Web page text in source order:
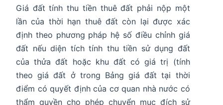
Giá đất tính thu tiền thuê đất phải nộp một
lần của thời hạn thuê đất còn lại được xác
định theo phương pháp hệ số điều chỉnh giá
đất nếu diện tích tính thu tiền sử dụng đất
của thửa đất hoặc khu đất có giá trị (tính
theo giá đất ở trong Bảng giá đất tại thời
điểm có quyết định của cơ quan nhà nước có
thẩm quyền cho phép chuyển mục đích sử